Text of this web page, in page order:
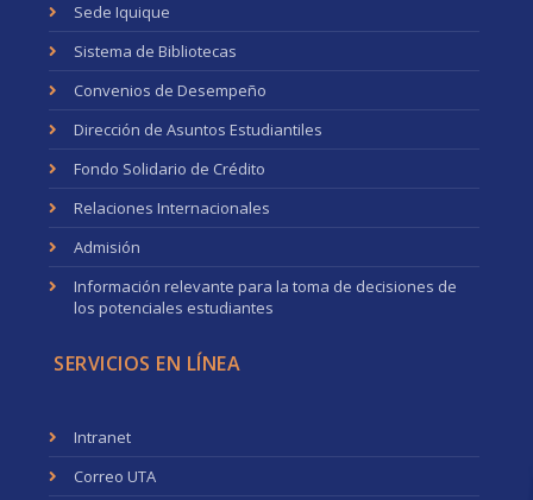
Sede Iquique
Sistema de Bibliotecas
Convenios de Desempeño
Dirección de Asuntos Estudiantiles
Fondo Solidario de Crédito
Relaciones Internacionales
Admisión
Información relevante para la toma de decisiones de
los potenciales estudiantes
SERVICIOS EN LÍNEA
Intranet
Correo UTA